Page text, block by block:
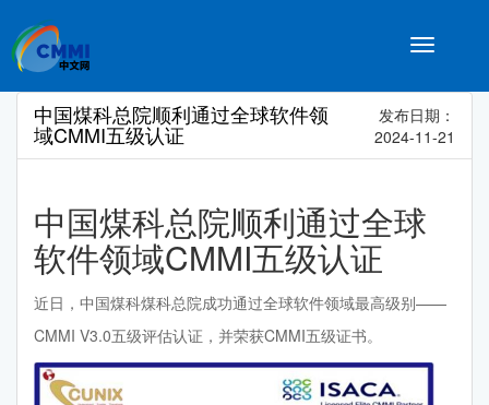
Toggle
中国煤科总院顺利通过全球软件领
域CMMI五级认证
发布日期：
2024-11-21
中国煤科总院顺利通过全球
软件领域CMMI五级认证
近日，中国煤科煤科总院成功通过全球软件领域最高级别——
CMMI V3.0五级评估认证，并荣获CMMI五级证书。